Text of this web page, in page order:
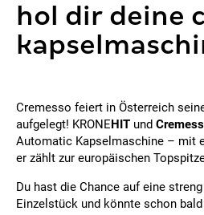
hol dir deine
Cremesso feiert in Österreich
aufgelegt! KRONEHIT und
Automatic Kapselmaschine – mit
er zählt zur europäischen
Du hast die Chance auf eine
Einzelstück und könnte schon